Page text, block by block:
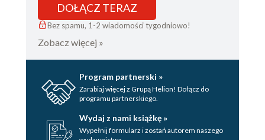
DOŁĄCZ TERAZ
Bez spamu, 1-2 wiadomości tygodniowo!
Zobacz więcej »
Program partnerski »
Zarabiaj więcej z Grupą Helion! Dołącz do
programu partnerskiego.
Wydaj z nami książkę »
Wypełnij formularz i zostań autorem naszego